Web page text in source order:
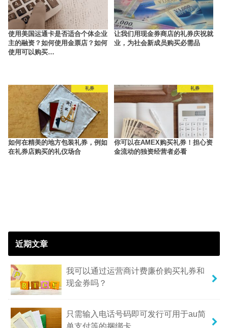
使用美国运通卡是否适合个体企业
主的融资？如何使用金票店？如何
使用可以购买…
让我们用现金券商店的礼券庆祝就
业，为社会新成员购买必需品
礼券
如何在精美的地方包装礼券，例如
在礼券店购买的礼仪场合
礼券
你可以在AMEX购买礼券！担心资
金流动的独资经营者必看
近期文章
我可以通过运营商计费廉价购买礼券和
现金券吗？
只需输入电话号码即可发行可用于au简
单支付等的捆绑卡